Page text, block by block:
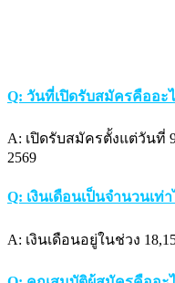
Q: วันที่เปิดรับสมัครคืออะ
A: เปิดรับสมัครตั้งแต่วันที่
2569
Q: เงินเดือนเป็นจำนวนเท่า
A: เงินเดือนอยู่ในช่วง